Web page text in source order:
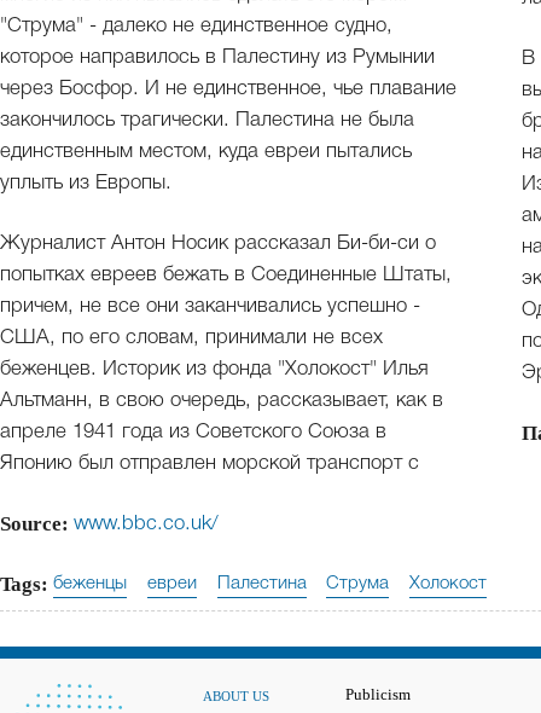
"Струма" - далеко не единственное судно,
которое направилось в Палестину из Румынии
через Босфор. И не единственное, чье плавание
закончилось трагически. Палестина не была
единственным местом, куда евреи пытались
уплыть из Европы.
Журналист Антон Носик рассказал Би-би-си о
попытках евреев бежать в Соединенные Штаты,
причем, не все они заканчивались успешно -
США, по его словам, принимали не всех
беженцев. Историк из фонда "Холокост" Илья
Альтманн, в свою очередь, рассказывает, как в
апреле 1941 года из Советского Союза в
Японию был отправлен морской транспорт с
В
Source: www.bbc.co.uk/
Tags: беженцы евреи Палестина Струма Холокост
ABOUT US
Publicism